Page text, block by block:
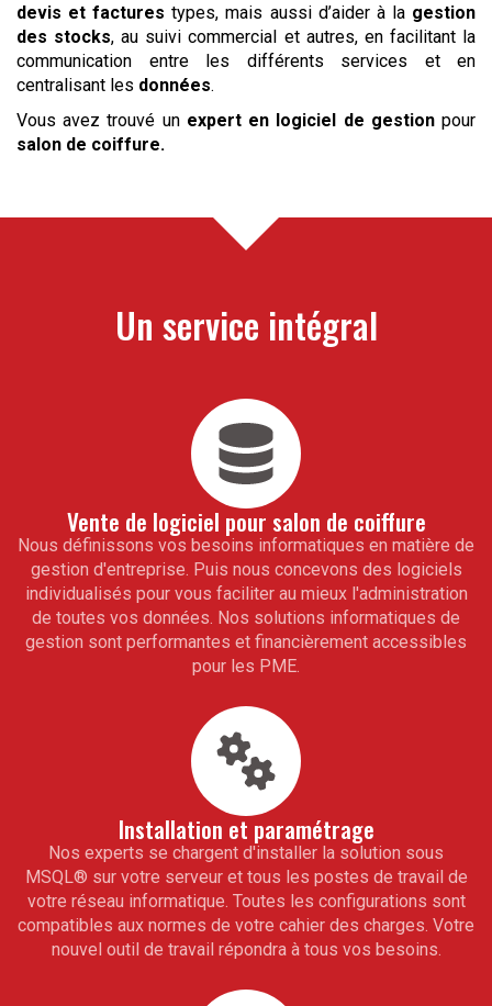
devis et factures types, mais aussi d’aider à la gestion
des stocks, au suivi commercial et autres, en facilitant la
communication entre les différents services et en
centralisant les données.
Vous avez trouvé unexpert en logiciel de gestionpour
salon de coiffure.
Un service intégral
Vente de logiciel pour salon de coiffure
Nous définissons vos besoins informatiques en matière de
gestion d'entreprise. Puis nous concevons des logiciels
individualisés pour vous faciliter au mieux l'administration
de toutes vos données. Nos solutions informatiques de
gestion sont performantes et financièrement accessibles
pour les PME.
Installation et paramétrage
Nos experts se chargent d'installer la solution sous
MSQL® sur votre serveur et tous les postes de travail de
votre réseau informatique. Toutes les configurations sont
compatibles aux normes de votre cahier des charges. Votre
nouvel outil de travail répondra à tous vos besoins.